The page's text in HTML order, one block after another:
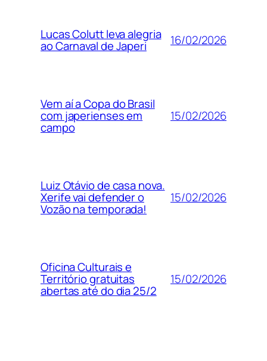
Lucas Colutt leva alegria
ao Carnaval de Japeri 16/02/2026
Vem aí a Copa do Brasil
com japerienses em
campo
15/02/2026
Luiz Otávio de casa nova.
Xerife vai defender o
Vozão na temporada!
15/02/2026
Oficina Culturais e
Território gratuitas
abertas até do dia 25/2
15/02/2026